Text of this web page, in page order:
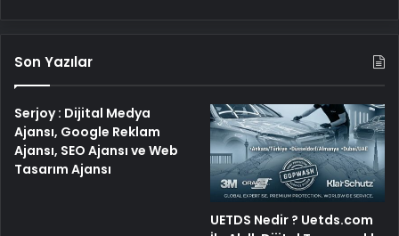
Son Yazılar
Serjoy : Dijital Medya
Ajansı, Google Reklam
Ajansı, SEO Ajansı ve Web
Tasarım Ajansı
UETDS Nedir ? Uetds.com